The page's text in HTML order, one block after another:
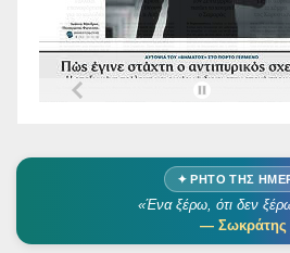
✦ ΡΗΤΌ ΤΗΣ
«Ένα ξέρω, ότι δεν
— Σωκράτης